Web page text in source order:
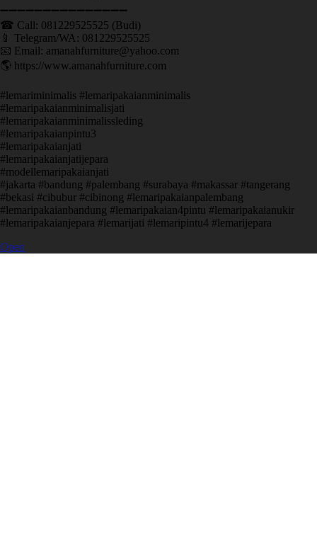
➖➖➖➖➖➖➖➖➖➖➖➖➖➖➖ ㅤ
☎ Call: 081229525525 (Budi)
📱 Telegram/WA: 081229525525
📧 Email: amanahfurniture@yahoo.com
🌎 https://www.amanahfurniture.com
#lemariminimalis #lemaripakaianminimalis
#lemaripakaianminimalisjati
#lemaripakaianminimalissleding
#lemaripakaianpintu3
#lemaripakaianjati
#lemaripakaianjatijepara
#modellemaripakaianjati
#jakarta #bandung #palembang #surabaya #makassar #tangerang
#bekasi #cibubur #cibinong #lemaripakaianpalembang
#lemaripakaianbandung #lemaripakaian4pintu #lemaripakaianukir
#lemaripakaianjepara #lemarijati #lemaripintu4 #lemarijepara
Open